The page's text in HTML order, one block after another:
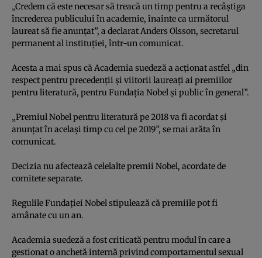
„Credem că este necesar să treacă un timp pentru a recâştiga
încrederea publicului în academie, înainte ca următorul
laureat să fie anunţat”, a declarat Anders Olsson, secretarul
permanent al instituţiei, într-un comunicat.
Acesta a mai spus că Academia suedeză a acţionat astfel „din
respect pentru precedenţii şi viitorii laureaţi ai premiilor
pentru literatură, pentru Fundaţia Nobel şi public în general”.
„Premiul Nobel pentru literatură pe 2018 va fi acordat şi
anunţat în acelaşi timp cu cel pe 2019”, se mai arăta în
comunicat.
Decizia nu afectează celelalte premii Nobel, acordate de
comitete separate.
Regulile Fundaţiei Nobel stipulează că premiile pot fi
amânate cu un an.
Academia suedeză a fost criticată pentru modul în care a
gestionat o anchetă internă privind comportamentul sexual